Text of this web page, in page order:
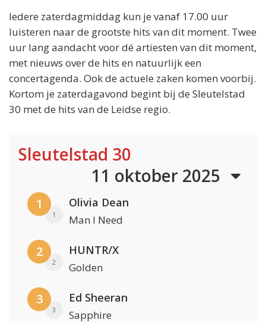
Iedere zaterdagmiddag kun je vanaf 17.00 uur
luisteren naar de grootste hits van dit moment. Twee
uur lang aandacht voor dé artiesten van dit moment,
met nieuws over de hits en natuurlijk een
concertagenda. Ook de actuele zaken komen voorbij.
Kortom je zaterdagavond begint bij de Sleutelstad
30 met de hits van de Leidse regio.
Sleutelstad 30
11 oktober 2025
1
1
Olivia Dean
Man I Need
2
2
HUNTR/X
Golden
3
3
Ed Sheeran
Sapphire